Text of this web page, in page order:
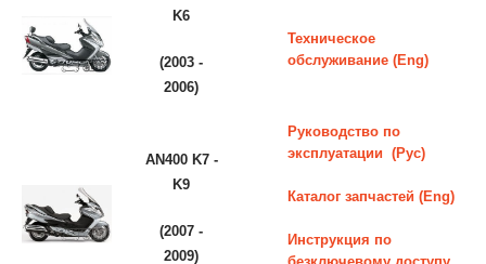
K6
(2003 -
2006)
Техническое
обслуживание (Eng)
AN400 K7 -
K9
(2007 -
2009)
Руководство по
эксплуатации (Рус)
Каталог запчастей (Eng)
Инструкция по